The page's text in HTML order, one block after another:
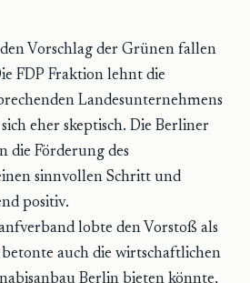
Vorschlag der Grünen fallen
FDP Fraktion lehnt die
Landesunternehmens
eher skeptisch. Die Berliner
die Förderung des
sinnvollen Schritt und
positiv.
lobte den Vorstoß als
auch die wirtschaftlichen
Berlin bieten könnte,